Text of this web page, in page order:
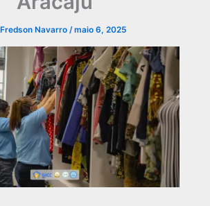
Fredson Navarro /maio 6, 2025